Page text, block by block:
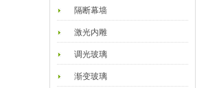
隔断幕墙
激光内雕
调光玻璃
渐变玻璃